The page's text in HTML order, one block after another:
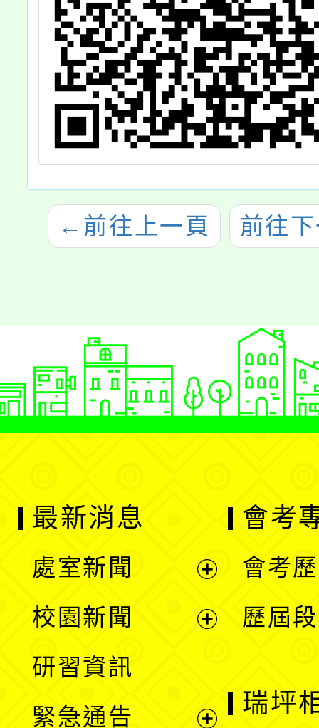
← 前往上一頁 前往
最新消息
處室新聞
校園新聞
研習資訊
緊急通告
會考
會考
歷屆
瑞坪